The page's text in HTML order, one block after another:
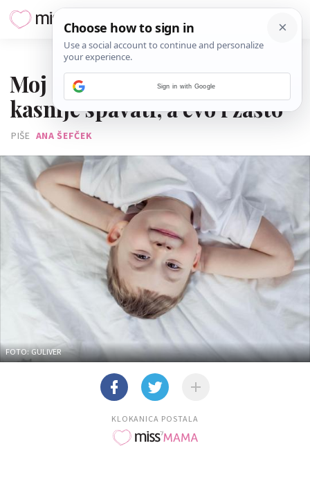
Moj četverogodišnjak ide
kasnije spavati, a evo i zašto
PIŠE ANA ŠEFČEK
FOTO: GULIVER
KLOKANICA POSTALA
Sign in with Google